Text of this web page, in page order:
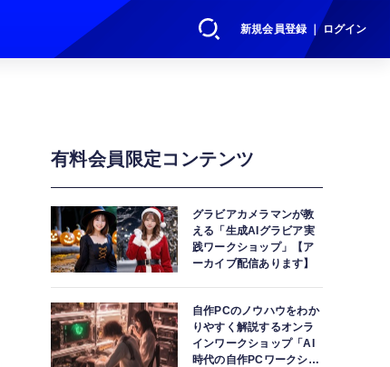
新規会員登録 ｜ ログイン
有料会員限定コンテンツ
グラビアカメラマンが教
える「生成AIグラビア実
践ワークショップ」【ア
ーカイブ配信あります】
自作PCのノウハウをわか
りやすく解説するオンラ
インワークショップ「AI
時代の自作PCワークショ